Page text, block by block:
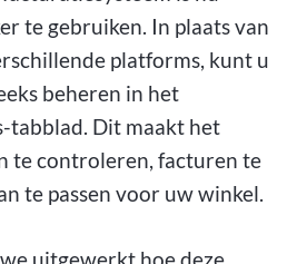
te gebruiken. In plaats van
platforms, kunt u
beheren in het
tabblad. Dit maakt het
te controleren, facturen te
te passen voor uw winkel.